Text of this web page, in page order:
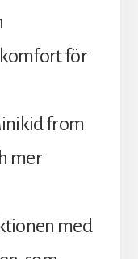
för
from
mer
med